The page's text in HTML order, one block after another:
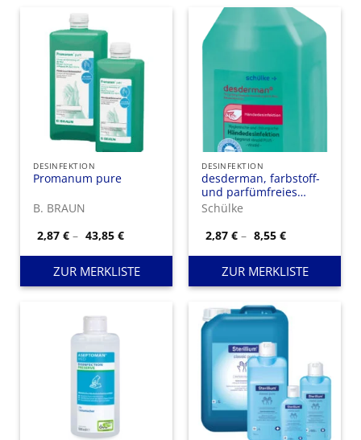
DESINFEKTION
Promanum pure
B. BRAUN
2,87€ – 43,85€Preisspanne:
2,87 €
bis
43,85 €
ZUR MERKLISTE
DESINFEKTION
desderman, farbstoff-
und parfümfreies
alkoholisches
hygienischen und
Händedesinfektion
Schülke
2,87€ – 8,55€Preisspanne:
2,87 €
bis
8,55 €
ZUR MERKLISTE